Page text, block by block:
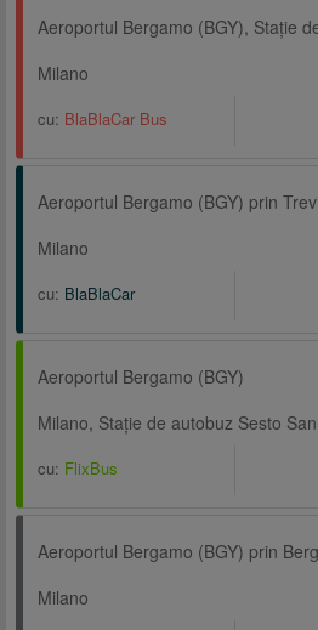
Aeroportul Bergamo (BGY), Staţie
Milano
cu: BlaBlaCar Bus
Aeroportul Bergamo (BGY) prin
Milano
cu: BlaBlaCar
Aeroportul Bergamo (BGY)
Milano, Staţie de autobuz Sesto
cu: FlixBus
Aeroportul Bergamo (BGY) prin
Milano